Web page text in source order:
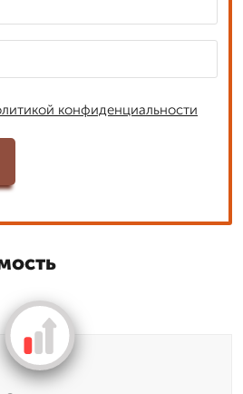
конфиденциальности